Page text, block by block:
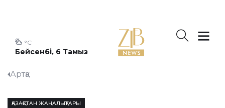
Бейсенбі, 6 Тамыз
°C
Артқа
ҚАЗАҚСТАН ЖАҢАЛЫҚТАРЫ